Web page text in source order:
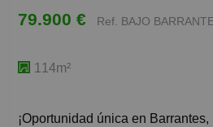
79.900 € Ref. BAJO
114m²
¡Oportunidad única en Barrantes, Ribadumia! Este local